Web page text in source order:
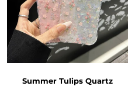
Summer Tulips Quartz